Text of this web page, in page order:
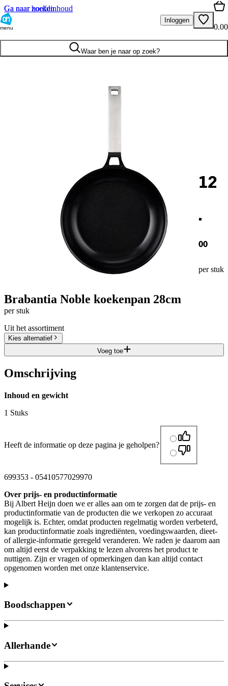
Ga naar hoofdinhoud
Ga naar zoeken
menu
Inloggen
0.00
Waar ben je naar op zoek?
12
.
00
per stuk
Brabantia Noble koekenpan 28cm
per stuk
Uit het assortiment
Kies alternatief
Voeg toe
Omschrijving
Inhoud en gewicht
1 Stuks
Heeft de informatie op deze pagina je geholpen?
699353 - 05410577029970
Over prijs- en productinformatie
Bij Albert Heijn doen we er alles aan om te zorgen dat de prijs- en
productinformatie van de producten die we verkopen zo accuraat
mogelijk is. Echter, omdat producten regelmatig worden verbeterd,
kan productinformatie zoals ingrediënten, voedingswaarden, dieet-
of allergie-informatie geregeld veranderen. We raden je daarom aan
om altijd eerst de verpakking te lezen alvorens het product te
nuttigen. Zijn er vragen of opmerkingen dan kan altijd contact
opgenomen worden met onze klantenservice.
Boodschappen
Allerhande